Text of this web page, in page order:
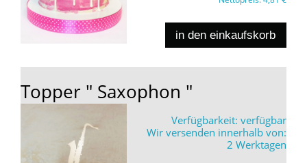
in den einkaufskorb
Topper " Saxophon "
Verfügbarkeit: verfügbar
Wir versenden innerhalb von:
2 Werktagen